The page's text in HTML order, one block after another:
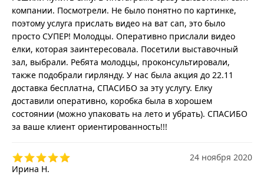
компании. Посмотрели. Не было понятно по картинке,
поэтому услуга прислать видео на ват сап, это было
просто СУПЕР! Молодцы. Оперативно прислали видео
елки, которая заинтересовала. Посетили выставочный
зал, выбрали. Ребята молодцы, проконсультировали,
также подобрали гирлянду. У нас была акция до 22.11
доставка бесплатна, СПАСИБО за эту услугу. Елку
доставили оперативно, коробка была в хорошем
состоянии (можно упаковать на лето и убрать). СПАСИБО
за ваше клиент ориентированность!!!
Ирина Н.
24 ноября 2020